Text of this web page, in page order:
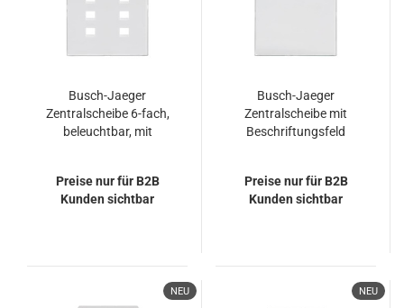
Busch-Jaeger
Zentralscheibe 6-fach,
beleuchtbar, mit
1575 CN-84
Preise nur für B2B
Kunden sichtbar
Busch-Jaeger
Zentralscheibe mit
Beschriftungsfeld
Preise nur für B2B
Kunden sichtbar
NEU NEU